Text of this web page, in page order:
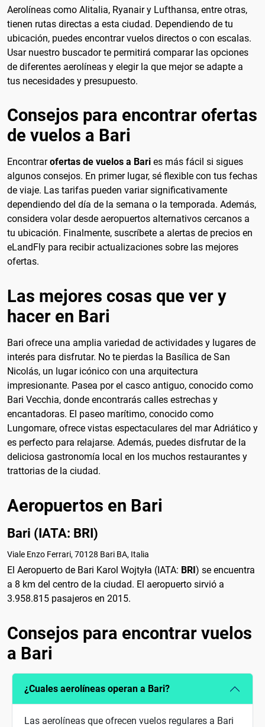
Aerolíneas como Alitalia, Ryanair y Lufthansa, entre otras,
tienen rutas directas a esta ciudad. Dependiendo de tu
ubicación, puedes encontrar vuelos directos o con escalas.
Usar nuestro buscador te permitirá comparar las opciones
de diferentes aerolíneas y elegir la que mejor se adapte a
tus necesidades y presupuesto.
Consejos para encontrar ofertas
de vuelos a Bari
Encontrarofertas de vuelos a Bari es más fácil si sigues
algunos consejos. En primer lugar, sé flexible con tus fechas
de viaje. Las tarifas pueden variar significativamente
dependiendo del día de la semana o la temporada. Además,
considera volar desde aeropuertos alternativos cercanos a
tu ubicación. Finalmente, suscríbete a alertas de precios en
eLandFly para recibir actualizaciones sobre las mejores
ofertas.
Las mejores cosas que ver y
hacer en Bari
Bari ofrece una amplia variedad de actividades y lugares de
interés para disfrutar. No te pierdas la Basílica de San
Nicolás, un lugar icónico con una arquitectura
impresionante. Pasea por el casco antiguo, conocido como
Bari Vecchia, donde encontrarás calles estrechas y
encantadoras. El paseo marítimo, conocido como
Lungomare, ofrece vistas espectaculares del mar Adriático y
es perfecto para relajarse. Además, puedes disfrutar de la
deliciosa gastronomía local en los muchos restaurantes y
trattorias de la ciudad.
Aeropuertos en Bari
Bari (IATA: BRI)
Viale Enzo Ferrari, 70128 Bari BA, Italia
El Aeropuerto de Bari Karol Wojtyła (IATA: BRI) se encuentra
a 8 km del centro de la ciudad. El aeropuerto sirvió a
3.958.815 pasajeros en 2015.
Consejos para encontrar vuelos
a Bari
¿Cuales aerolíneas operan a Bari?
Las aerolíneas que ofrecen vuelos regulares a Bari